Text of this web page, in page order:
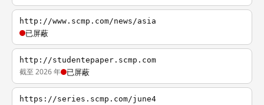
http://www.scmp.com/news/asia
已屏蔽
http://studentepaper.scmp.com
截至 2026 年 已屏蔽
https://series.scmp.com/june4